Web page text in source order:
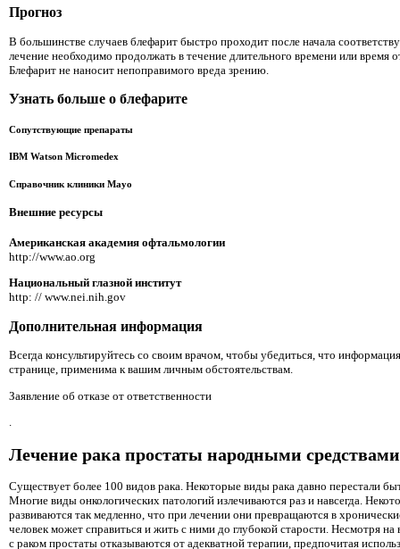
Прогноз
В большинстве случаев блефарит быстро проходит после начала
лечение необходимо продолжать в течение длительного времени или время
Блефарит не наносит непоправимого вреда зрению.
Узнать больше о блефарите
Сопутствующие препараты
IBM Watson Micromedex
Справочник клиники Mayo
Внешние ресурсы
Американская академия офтальмологии
http://www.ao.org
Национальный глазной институт
http: // www.nei.nih.gov
Дополнительная информация
Всегда консультируйтесь со своим врачом, чтобы убедиться, что
странице, применима к вашим личным обстоятельствам.
Заявление об отказе от ответственности
Лечение рака простаты народными
Существует более 100 видов рака. Некоторые виды рака давно перестали
Многие виды онкологических патологий излечиваются раз и навсегда.
развиваются так медленно, что при лечении они превращаются в
человек может справиться и жить с ними до глубокой старости. Несмотря на
с раком простаты отказываются от адекватной терапии, предпочитая